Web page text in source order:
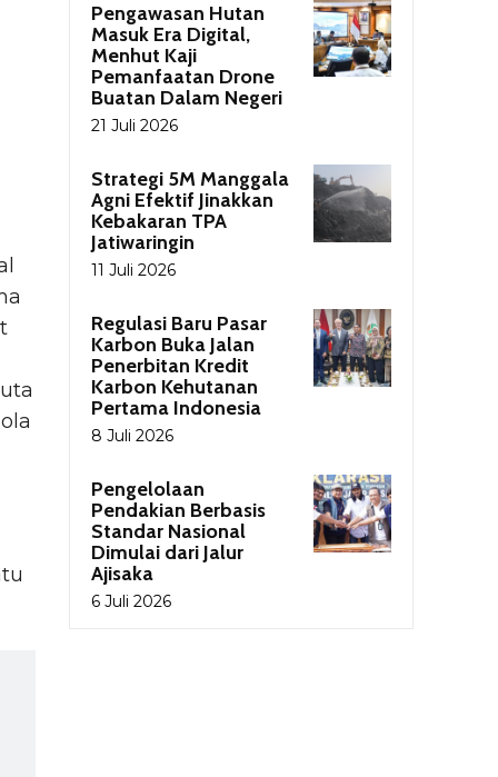
Pengawasan Hutan
Masuk Era Digital,
Menhut Kaji
Pemanfaatan Drone
Buatan Dalam Negeri
21 Juli 2026
Strategi 5M Manggala
Agni Efektif Jinakkan
Kebakaran TPA
Jatiwaringin
11 Juli 2026
Regulasi Baru Pasar
Karbon Buka Jalan
Penerbitan Kredit
Karbon Kehutanan
Pertama Indonesia
8 Juli 2026
Pengelolaan
Pendakian Berbasis
Standar Nasional
Dimulai dari Jalur
Ajisaka
6 Juli 2026